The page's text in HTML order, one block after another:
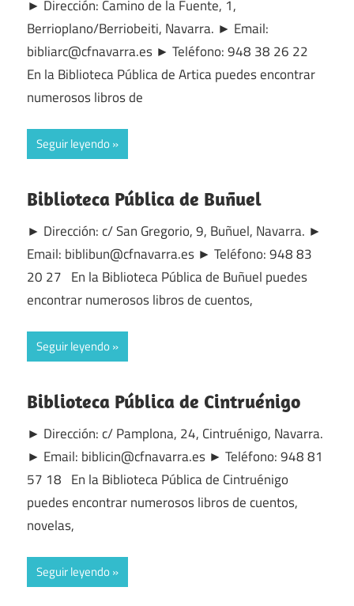
► Dirección: Camino de la Fuente, 1,
Berrioplano/Berriobeiti, Navarra. ► Email:
bibliarc@cfnavarra.es ► Teléfono: 948 38 26 22
En la Biblioteca Pública de Artica puedes encontrar
numerosos libros de
Seguir leyendo
Biblioteca Pública de Buñuel
► Dirección: c/ San Gregorio, 9, Buñuel, Navarra. ►
Email: biblibun@cfnavarra.es ► Teléfono: 948 83
20 27 En la Biblioteca Pública de Buñuel puedes
encontrar numerosos libros de cuentos,
Seguir leyendo
Biblioteca Pública de Cintruénigo
► Dirección: c/ Pamplona, 24, Cintruénigo, Navarra.
► Email: biblicin@cfnavarra.es ► Teléfono: 948 81
57 18 En la Biblioteca Pública de Cintruénigo
puedes encontrar numerosos libros de cuentos,
novelas,
Seguir leyendo